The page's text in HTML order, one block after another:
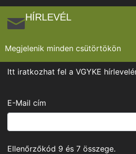
HÍRLEVÉL
Megjelenik minden csütörtökön
Itt iratkozhat fel a VGYKE
E-Mail cím
Ellenőrzőkód 9 és 7 összege.